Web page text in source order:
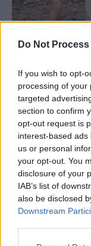
Do Not
If you wish to opt-
processing of your
targeted
section to confirm
opt-out request is
interest-based
us or personal
your opt-out. You
disclosure of your
IAB’s list of
also be disclosed
Downstream